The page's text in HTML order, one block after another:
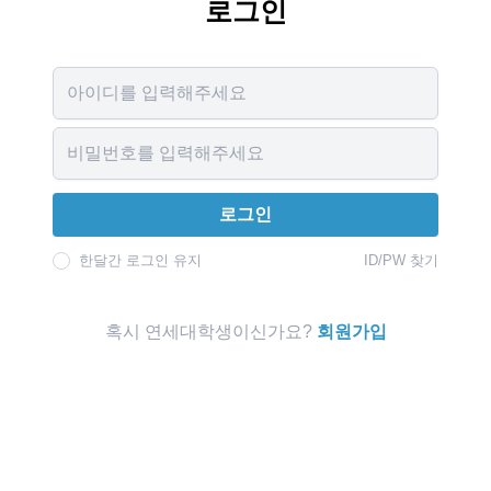
로그인
로그인
한달간 로그인 유지 ID/PW 찾기
혹시 연세대학생이신가요? 회원가입